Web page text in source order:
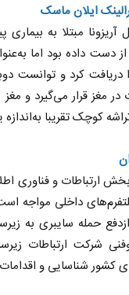
ایلان ماسک
دست داده بود اما
دریافت کرد و
مغز قرار می‌گیرد و مغز
کوچک تقریبا
ارتباطات و فناوری
داخلی مواجه
حمله سایبری به
شرکت ارتباطات
کشور شناسایی و